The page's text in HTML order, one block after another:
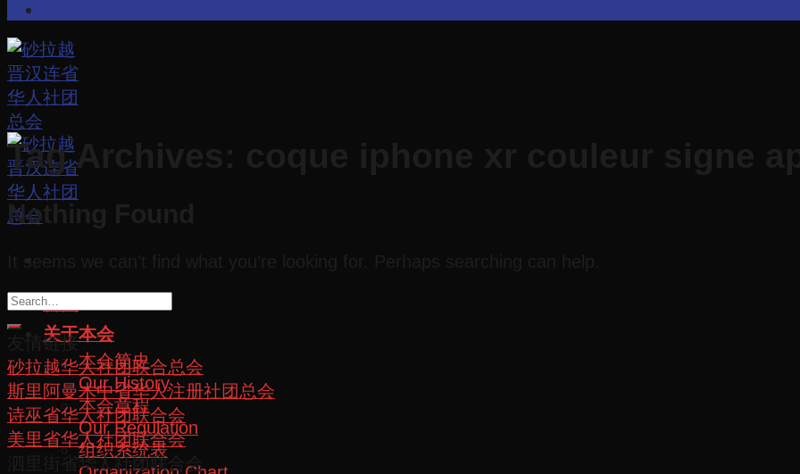
首页
关于本会
本会简史
Our History
本会章程
Our Regulation
组织系统表
Tag Archives:
Nothing Found
友情链接
砂拉越华人社团联合总会
斯里阿曼木中省华人注册社团总会
诗巫省华人社团联合会
美里省华人社团联合会
泗里街省华人社团联合会